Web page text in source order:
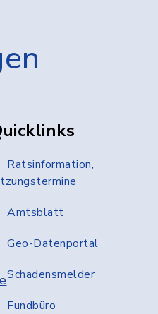
Ratsinformation,
Amtsblatt
Geo-Datenportal
Schadensmelder
Fundbüro